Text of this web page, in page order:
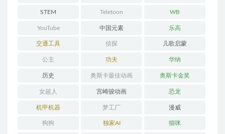
STEM Teletoon WB
YouTube 中国元素 乐高
交通工具 侦探 儿歌启蒙
公主 功夫 华纳
历史 奥斯卡最佳动画 奥斯卡金奖
女超人 宫崎骏动画 恐龙
机甲机器 梦工厂 漫威
狗狗 独家AI 猫咪